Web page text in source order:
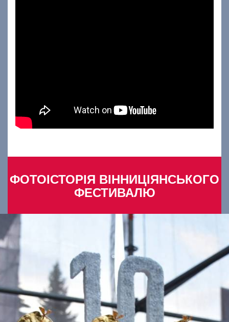
ФОТОІСТОРІЯ ВІННИЦІЯНСЬКОГО
ФЕСТИВАЛЮ